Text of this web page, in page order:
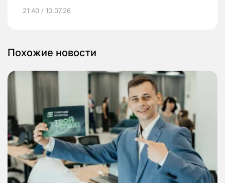
21:40 / 10.07.26
Похожие новости